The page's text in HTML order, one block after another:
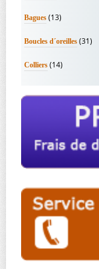
Bagues (13)
Boucles d´oreilles (31)
Colliers (14)